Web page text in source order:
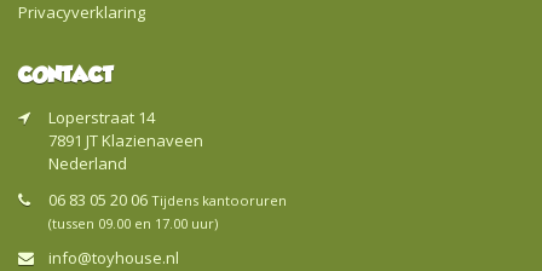
Privacyverklaring
CONTACT
Loperstraat 14
7891 JT Klazienaveen
Nederland
06 83 05 20 06 Tijdens kantooruren
(tussen 09.00 en 17.00 uur)
info@toyhouse.nl